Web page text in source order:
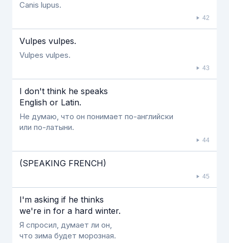
Canis lupus.
42
Vulpes vulpes.
Vulpes vulpes.
43
I don't think he speaks
English or Latin.
Не думаю, что он понимает по-английски
или по-латыни.
44
(SPEAKING FRENCH)
45
I'm asking if he thinks
we're in for a hard winter.
Я спросил, думает ли он,
что зима будет морозная.